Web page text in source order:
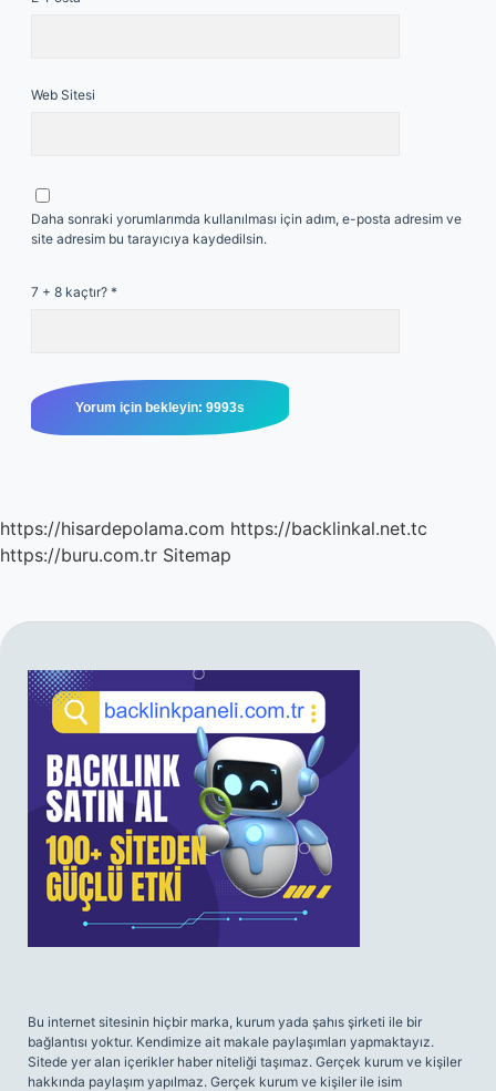
Web Sitesi
Daha sonraki yorumlarımda kullanılması için adım, e-posta adresim ve
site adresim bu tarayıcıya kaydedilsin.
7 + 8 kaçtır? *
https://hisardepolama.com https://backlinkal.net.tc
https://buru.com.tr Sitemap
SIDEBAR
Bu internet sitesinin hiçbir marka, kurum yada şahıs şirketi ile bir
bağlantısı yoktur. Kendimize ait makale paylaşımları yapmaktayız.
Sitede yer alan içerikler haber niteliği taşımaz. Gerçek kurum ve kişiler
hakkında paylaşım yapılmaz. Gerçek kurum ve kişiler ile isim